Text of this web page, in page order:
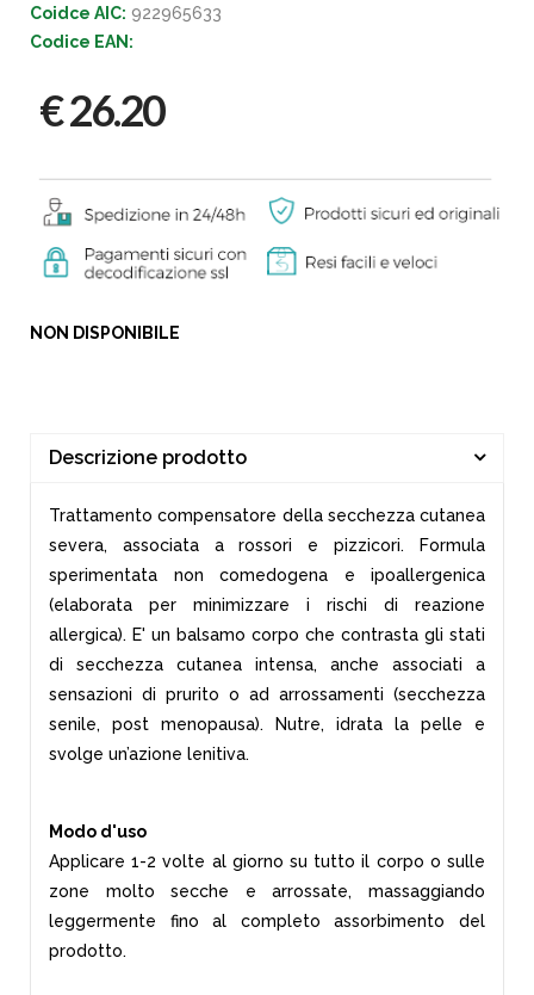
Coidce AIC: 922965633
Codice EAN:
€ 26.20
NON DISPONIBILE
Descrizione prodotto
Trattamento compensatore della secchezza cutanea
severa, associata a rossori e pizzicori. Formula
sperimentata non comedogena e ipoallergenica
(elaborata per minimizzare i rischi di reazione
allergica). E' un balsamo corpo che contrasta gli stati
di secchezza cutanea intensa, anche associati a
sensazioni di prurito o ad arrossamenti (secchezza
senile, post menopausa). Nutre, idrata la pelle e
svolge un’azione lenitiva.
Modo d'uso
Applicare 1-2 volte al giorno su tutto il corpo o sulle
zone molto secche e arrossate, massaggiando
leggermente fino al completo assorbimento del
prodotto.